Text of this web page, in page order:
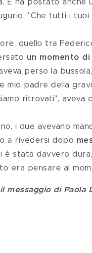
E ha postato anche
"Che tutti i tuoi
un momento di
perso la
mio padre della
ritrovati", aveva
i due avevano
a rivedersi dopo
è stata davvero
era pensare al
messaggio di Paola